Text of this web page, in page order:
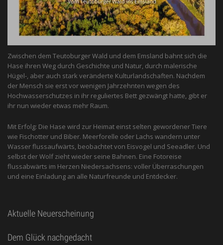
Zwischen dem Teutoburger Wald und dem Emsland bahnt sich die
Hase ihren Weg durch Geschichte und Natur, durch malerische
Hügel-, aber auch stark veränderte Kulturlandschaften. Nachdem
der Mensch sie erst vor wenigen Jahrzehnten wegen des
Hochwasserschutzes in ihr reguliertes Bett gezwängt hatte, gibt er
ihr nun wieder etwas mehr Raum.
Mit Erfolg: Die Hase wird zur Heimat einst selten gewordener Tiere
wie Fischotter und Biber. Meerforelle oder Lachs wandern unter
Wasser flussaufwärts, beobachtet von Eis­vogel und See­adler. Und
selbst der Wolf zieht wieder seine Bahnen. Eine Fotoreise
flussabwärts im Herzen Niedersachsens: voller Überraschungen
und eine Einladung an alle ­Naturfreunde und Entdecker.
Aktuelle Neuerscheinung
Dem Glück nachgedacht